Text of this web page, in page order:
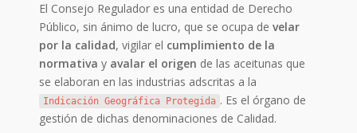
El Consejo Regulador es una entidad de Derecho
Público, sin ánimo de lucro, que se ocupa develar
por la calidad, vigilar el cumplimiento de la
normativa y avalar el origen de las aceitunas que
se elaboran en las industrias adscritas a la
Indicación Geográfica Protegida . Es el órgano de
gestión de dichas denominaciones de Calidad.